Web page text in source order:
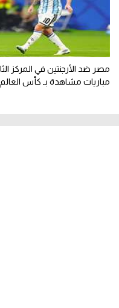
مباريات مشاهدة بـ كأس العالم